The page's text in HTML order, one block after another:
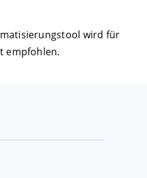
wird für
empfohlen.